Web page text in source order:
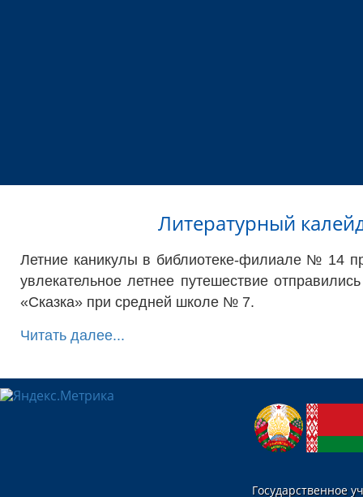
Литературный
Летние каникулы в библиотеке-филиале № 14
увлекательное летнее путешествие
«Сказка» при средней школе № 7.
Читать далее...
Государственное